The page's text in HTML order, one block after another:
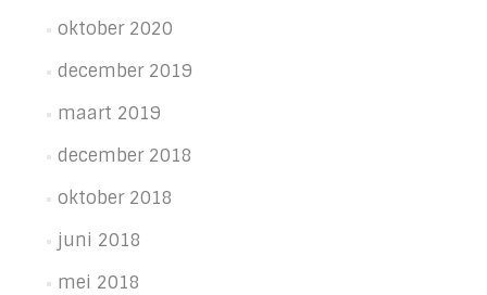
oktober 2020
december 2019
maart 2019
december 2018
oktober 2018
juni 2018
mei 2018